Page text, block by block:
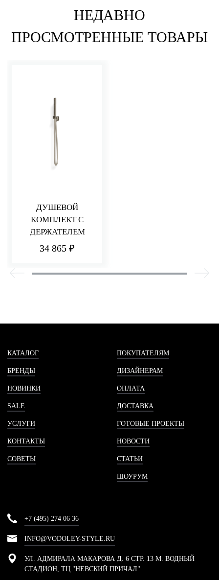
НЕДАВНО
ПРОСМОТРЕННЫЕ ТОВАРЫ
ДУШЕВОЙ
КОМПЛЕКТ С
ДЕРЖАТЕЛЕМ
34 865 ₽
КАТАЛОГ
БРЕНДЫ
НОВИНКИ
SALE
УСЛУГИ
КОНТАКТЫ
СОВЕТЫ
ПОКУПАТЕЛЯМ
ДИЗАЙНЕРАМ
ОПЛАТА
ДОСТАВКА
ГОТОВЫЕ ПРОЕКТЫ
НОВОСТИ
СТАТЬИ
ШОУРУМ
+7 (495) 274 06 36
INFO@VODOLEY-STYLE.RU
УЛ. АДМИРАЛА МАКАРОВА Д. 6 СТР. 13 М. ВОДНЫЙ
СТАДИОН, ТЦ "НЕВСКИЙ ПРИЧАЛ"